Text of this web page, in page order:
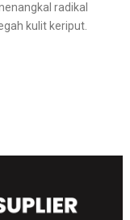
radikal
kulit keriput.